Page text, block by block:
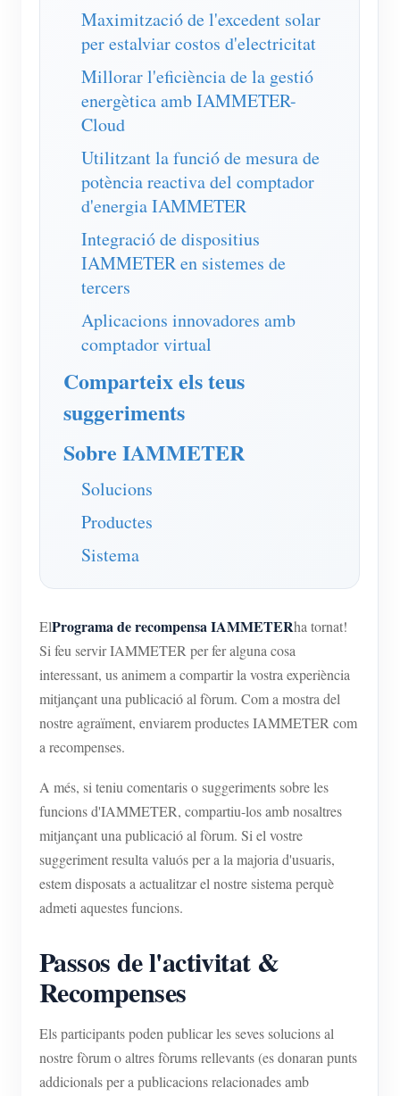
Mesurador virtual
Sistema de Predicció i Simulació Energètica
Aplicacions
Monitor d'energia del sistema solar fotovoltaic
Monitor de consum d'electricitat
Sistema de control de calefacció fotovoltaica
Domòtica
Monitorització energètica de fàbrica
Botiga
Recursos
Document
Vídeo tutorial
Preguntes freqüents
Notícies
Blocs
Desenvolupador
Explora
Programa de recompenses
Contacte
Sobre nosaltres
Maximització de l'excedent solar
per estalviar costos d'electricitat
Millorar l'eficiència de la gestió
energètica amb IAMMETER-
Cloud
Utilitzant la funció de mesura de
potència reactiva del comptador
d'energia IAMMETER
Integració de dispositius
IAMMETER en sistemes de
tercers
Aplicacions innovadores amb
comptador virtual
Comparteix els teus
suggeriments
Sobre IAMMETER
Solucions
Productes
Sistema
ElPrograma de recompensa IAMMETERha tornat!
Si feu servir IAMMETER per fer alguna cosa
interessant, us animem a compartir la vostra experiència
mitjançant una publicació al fòrum. Com a mostra del
nostre agraïment, enviarem productes IAMMETER com
a recompenses.
A més, si teniu comentaris o suggeriments sobre les
funcions d'IAMMETER, compartiu-los amb nosaltres
mitjançant una publicació al fòrum. Si el vostre
suggeriment resulta valuós per a la majoria d'usuaris,
estem disposats a actualitzar el nostre sistema perquè
admeti aquestes funcions.
Passos de l'activitat &
Recompenses
Els participants poden publicar les seves solucions al
nostre fòrum o altres fòrums rellevants (es donaran punts
addicionals per a publicacions relacionades amb